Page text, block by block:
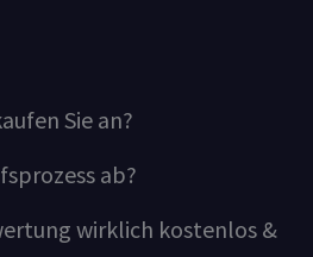
Sie an?
ab?
wirklich kostenlos &